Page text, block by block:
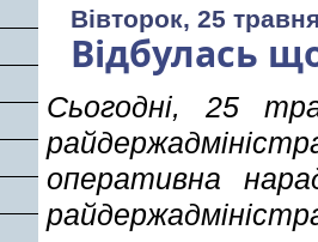
Вівторок, 25
Відбулась
Сьогодні, 25
оперативна